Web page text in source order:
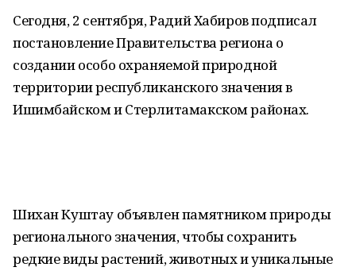
Сегодня, 2 сентября, Радий Хабиров подписал
постановление Правительства региона о
создании особо охраняемой природной
территории республиканского значения в
Ишимбайском и Стерлитамакском районах.
Шихан Куштау объявлен памятником природы
регионального значения, чтобы сохранить
редкие виды растений, животных и уникальные